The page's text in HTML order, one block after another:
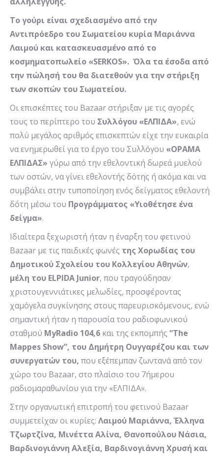
Το γούρι είναι σχεδιασμένο από την
Αντιπρόεδρο του Σωματείου κυρία Μαριάννα
Λαιμού και κατασκευασμένο από τo
κοσμηματοπωλείο «SERKOS». Όλα τα έσοδα από
την πώλησή του θα διατεθούν για την στήριξη
των σκοπών του Σωματείου.
Οι επισκέπτες του Bazaar στήριξαν με τις αγορές
τους το περίπτερο του Συλλόγου «ΕΛΠΙΔΑ», ενώ
πολύ μεγάλος αριθμός επισκεπτών είχε την ευκαιρία
να ενημερωθεί για το έργο του Συλλόγου «ΟΡΑΜΑ
ΕΛΠΙΔΑΣ» γύρω από την εθελοντική δωρεά μυελού
των οστών, να γίνει εθελοντής δότης ή ακόμα και να
συμβάλει στην τυποποίηση ενός δείγματος εθελοντή
δότη μέσω του Προγράμματος «Υιοθέτησε ένα
δείγμα».
Ιδιαίτερα ξεχωριστή ήταν η έναρξη του φετινού
Bazaar με τις παιδικές φωνές της Χορωδίας του
Δημοτικού Σχολείου του Κολλεγίου Αθηνών,
μέλη του ELPIDA Junior, που τραγούδησαν
χριστουγεννιάτικες μελωδίες, προσφέροντας
χαμόγελα συγκίνησης στους παρευρισκόμενους, ενώ
σημαντική ήταν η παρουσία του ραδιοφωνικού
σταθμού MyRadio 104,6 και της εκπομπής “The
Mappes Show”, του Δημήτρη Ουγγαρέζου και των
συνεργατών του, που εξέπεμπαν ζωντανά από τον
χώρο του Bazaar, στο πλαίσιο του 7ήμερου
ραδιομαραθωνίου για την «ΕΛΠΙΔΑ».
Στην οργανωτική επιτροπή του φετινού Bazaar
συμμετείχαν οι κυρίες: Λαιμού Μαριάννα, Έλληνα
Τζωρτζίνα, Μινέττα Αλίνα, Θανοπούλου Νάσια,
Βαρδινογιάννη Αλεξία, Βαρδινογιάννη Χρυσή και